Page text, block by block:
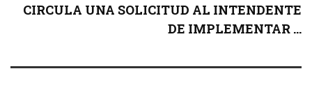
CIRCULA UNA SOLICITUD AL INTENDENTE
DE IMPLEMENTAR ...